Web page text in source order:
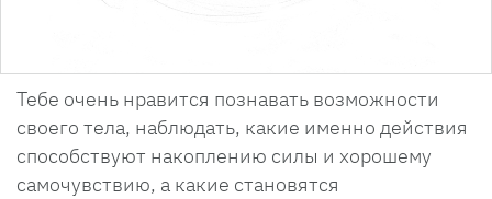
Тебе очень нравится познавать возможности
своего тела, наблюдать, какие именно действия
способствуют накоплению силы и хорошему
самочувствию, а какие становятся